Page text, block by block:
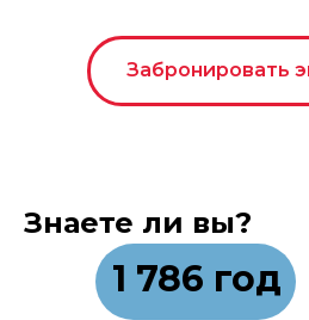
Забронировать
Знаете ли вы?
1 786 год